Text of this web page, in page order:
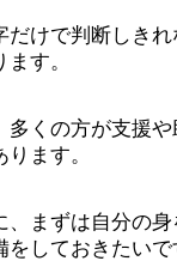
だけで判断しき
す。
多くの方が支援や
ます。
、まずは自分の
しておきたいで